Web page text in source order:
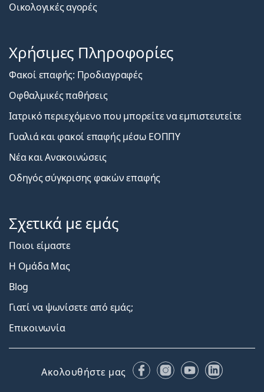
Οικολογικές αγορές
Χρήσιμες Πληροφορίες
Φακοί επαφής: Προδιαγραφές
Οφθαλμικές παθήσεις
Ιατρικό περιεχόμενο που μπορείτε να εμπιστευτείτε
Γυαλιά και φακοί επαφής μέσω ΕΟΠΠΥ
Νέα και Ανακοινώσεις
Οδηγός σύγκρισης φακών επαφής
Σχετικά με εμάς
Ποιοι είμαστε
Η Ομάδα Μας
Blog
Γιατί να ψωνίσετε από εμάς;
Επικοινωνία
Ακολουθήστε μας FacebookInstagram
YouTubeLinkedIn